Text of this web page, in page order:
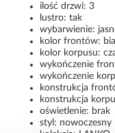
ilość drzwi: 3
lustro: tak
wybarwienie:
kolor frontów:
kolor korpusu:
wykończenie
wykończenie
konstrukcja
konstrukcja
oświetlenie: brak
styl: nowoczesny